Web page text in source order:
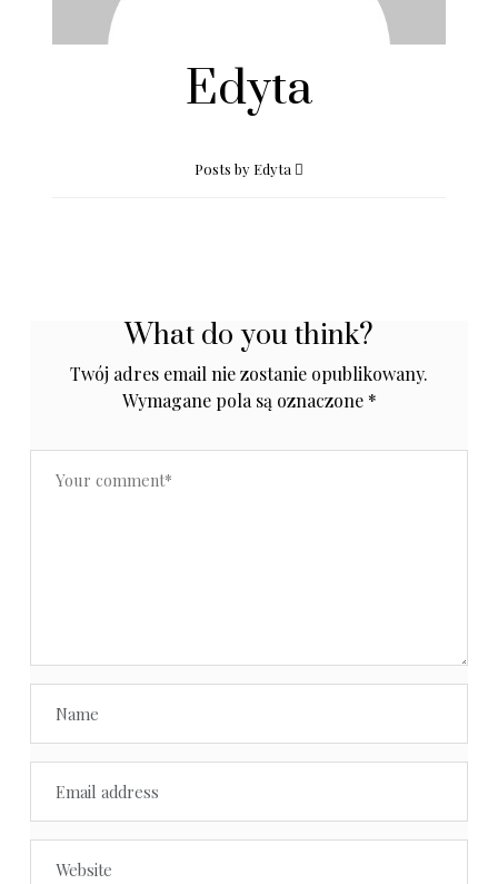
Edyta
Posts by Edyta
What do you think?
Twój adres email nie zostanie opublikowany.
Wymagane pola są oznaczone *